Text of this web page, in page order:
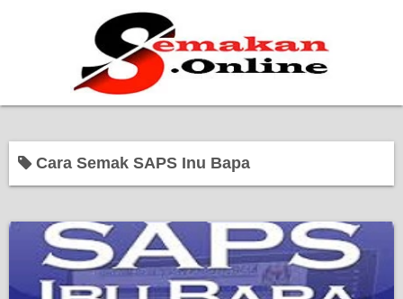
Bantuan Kerajaan
Pendidikan
Cara Semak SAPS Inu Bapa